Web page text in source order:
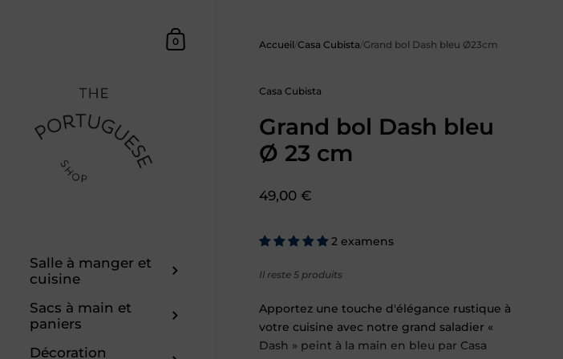
Panier d'achat
0
Salle à manger et
cuisine
Sacs à main et
paniers
Décoration
Accueil/Casa Cubista/Grand bol Dash bleu Ø23cm
Casa Cubista
Grand bol Dash bleu
Ø 23 cm
Prix :
49,00 €
2 examens
Il reste 5 produits
Apportez une touche d'élégance rustique à
votre cuisine avec notre grand saladier «
Dash » peint à la main en bleu par Casa